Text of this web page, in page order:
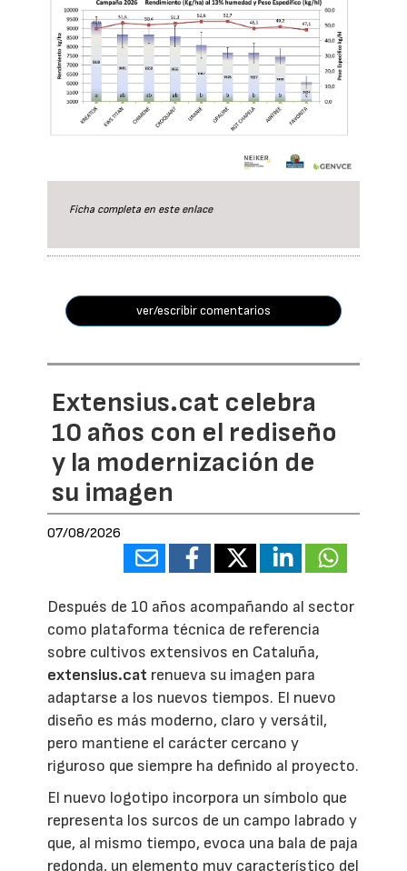
Ficha completa en este enlace
ver/escribir comentarios
Extensius.cat celebra
10 años con el rediseño
y la modernización de
su imagen
07/08/2026
Después de 10 años acompañando al sector
como plataforma técnica de referencia
sobre cultivos extensivos en Cataluña,
extensius.cat renueva su imagen para
adaptarse a los nuevos tiempos. El nuevo
diseño es más moderno, claro y versátil,
pero mantiene el carácter cercano y
riguroso que siempre ha definido al proyecto.
El nuevo logotipo incorpora un símbolo que
representa los surcos de un campo labrado y
que, al mismo tiempo, evoca una bala de paja
redonda, un elemento muy característico del